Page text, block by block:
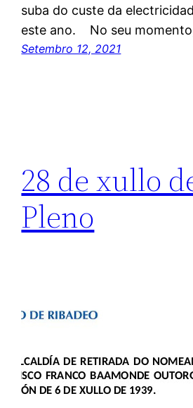
suba do custe da
este ano. No seu
Setembro 12, 2021
28 de xullo
Pleno